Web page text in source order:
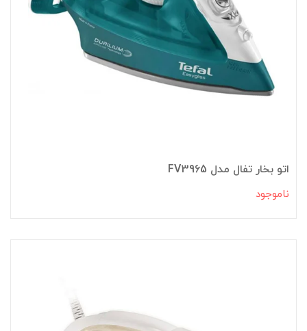
اتو بخار تفال مدل FV3965
ناموجود